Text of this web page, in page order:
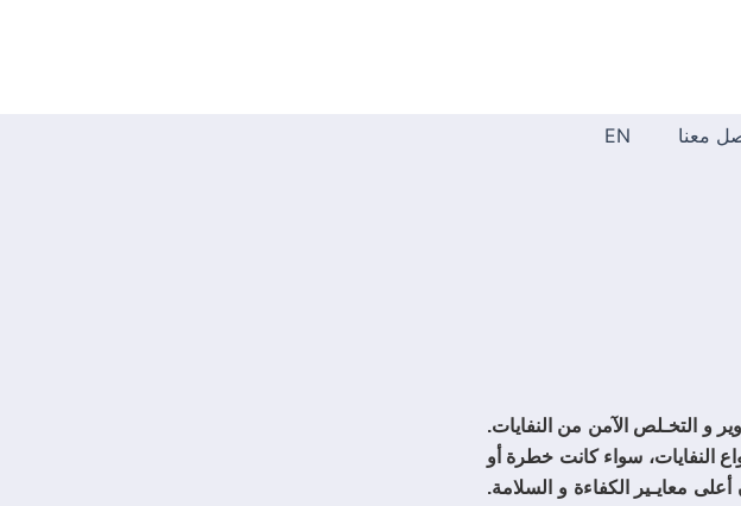
معنا EN
و التخـلص الآمن من النفايات.
النفايات، سواء كانت خطرة أو
معايـير الكفاءة و السلامة.